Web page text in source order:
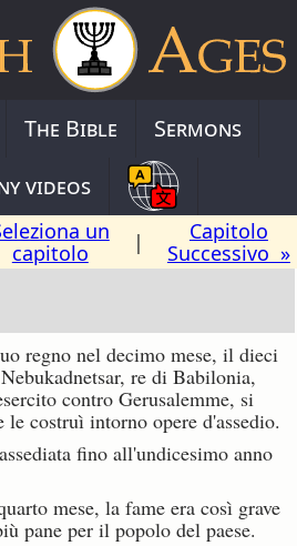
The Bible
Sermons
videos
un
capitolo
|
Capitolo
Successivo »
regno nel decimo mese, il dieci
re di Babilonia,
contro Gerusalemme, si
costruì intorno opere d'assedio.
fino all'undicesimo anno
mese, la fame era così grave
pane per il popolo del paese.